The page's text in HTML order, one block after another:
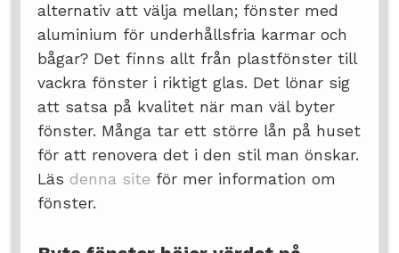
alternativ att välja mellan; fönster med
aluminium för underhållsfria karmar och
bågar? Det finns allt från plastfönster till
vackra fönster i riktigt glas. Det lönar sig
att satsa på kvalitet när man väl byter
fönster. Många tar ett större lån på huset
för att renovera det i den stil man önskar.
Läs denna site för mer information om
fönster.